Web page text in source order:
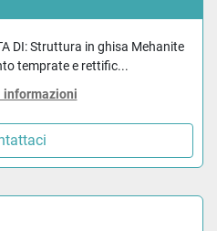
DI: Struttura in ghisa Mehanite
temprate e rettific...
informazioni